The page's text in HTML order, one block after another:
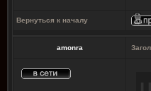
Вернуться к началу
amonra